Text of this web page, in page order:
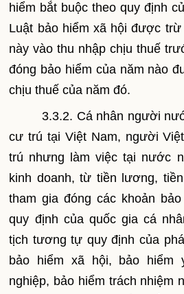
hiểm bắt buộc theo quy định
Luật bảo hiểm xã hội được
này vào thu nhập chịu thuế
đóng bảo hiểm của năm nào
chịu thuế của năm đó.
3.3.2. Cá nhân người
cư trú tại Việt Nam, người
trú nhưng làm việc tại nước
kinh doanh, từ tiền lương,
tham gia đóng các khoản
quy định của quốc gia cá
tịch tương tự quy định của
bảo hiểm xã hội, bảo hiểm
nghiệp, bảo hiểm trách nhiệm